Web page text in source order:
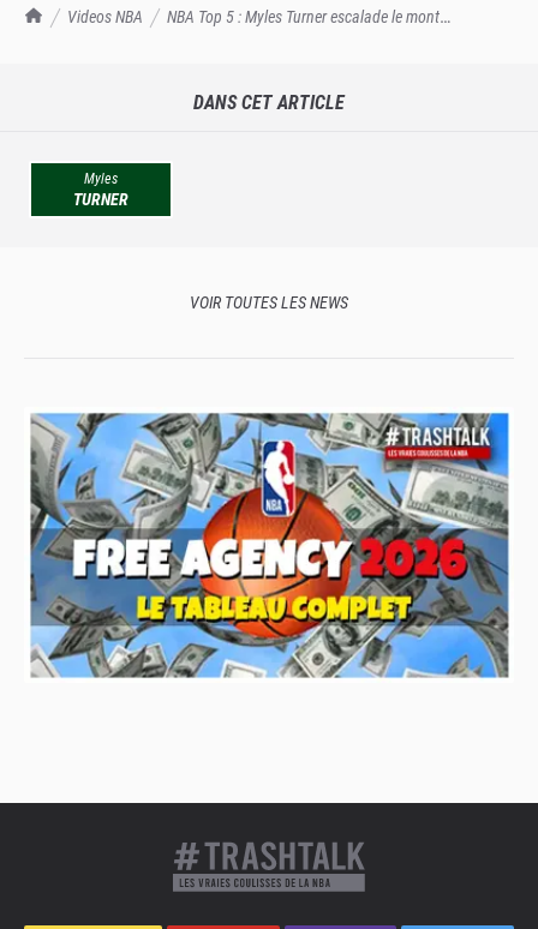
TrashTalk Actu NBA
Videos NBA
NBA Top 5 : Myles Turner escalade le mont
DANS CET ARTICLE
Myles
TURNER
VOIR TOUTES LES NEWS